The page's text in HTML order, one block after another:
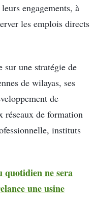
engagements, à
les emplois directs
sur une stratégie de
de wilayas, ses
de
réseaux de formation
instituts
quotidien ne sera
une usine